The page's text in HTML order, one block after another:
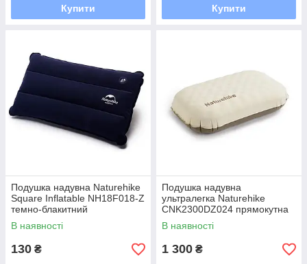
Купити Купити
Подушка надувна Naturehike
Square Inflatable NH18F018-Z
темно-блакитний
В наявності
130 ₴
Подушка надувна
ультралегка Naturehike
CNK2300DZ024 прямокутна
велика
В наявності
1 300 ₴